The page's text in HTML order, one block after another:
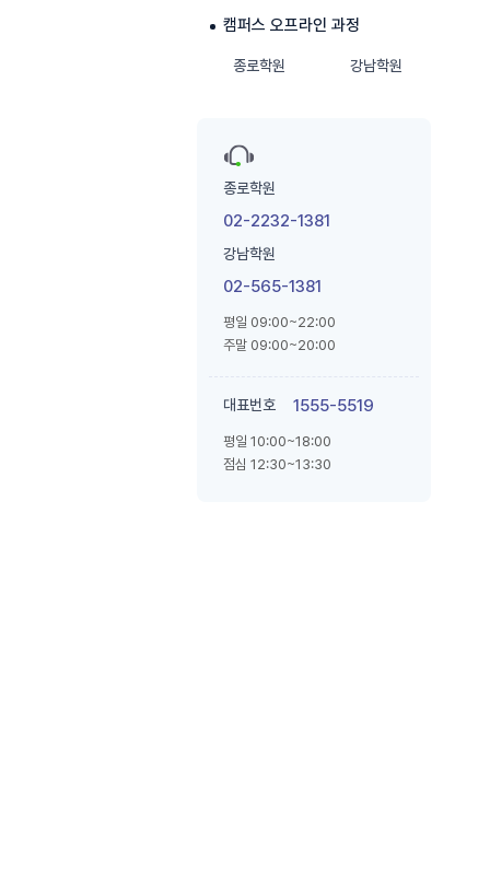
캠퍼스 오프라인 과정
종로학원 강남학원
종로학원
02-2232-1381
강남학원
02-565-1381
평일 09:00~22:00
주말 09:00~20:00
대표번호 1555-5519
평일 10:00~18:00
점심 12:30~13:30